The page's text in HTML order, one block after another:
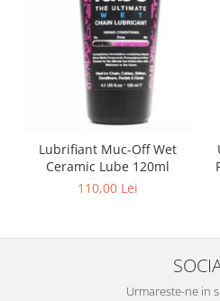
Lubrifiant Muc-Off Wet
Ceramic Lube 120ml
110,00 Lei
Urmareste-ne in